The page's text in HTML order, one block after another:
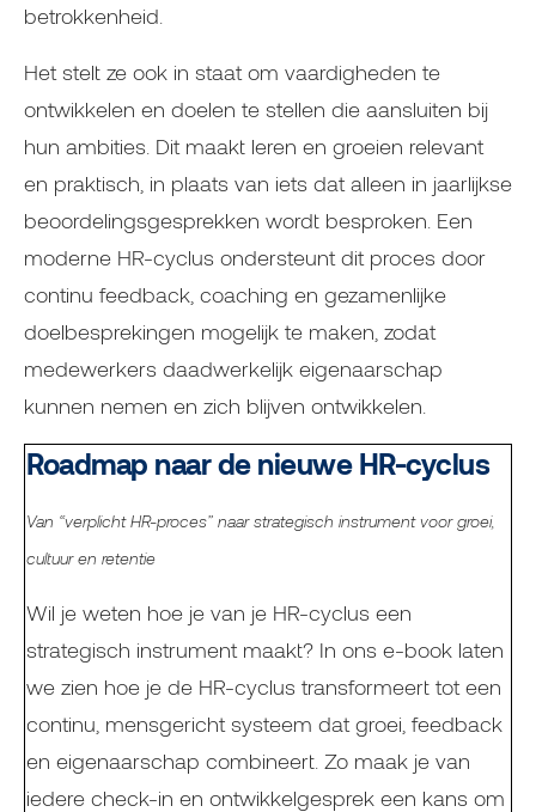
betrokkenheid.
Het stelt ze ook in staat om vaardigheden te
ontwikkelen en doelen te stellen die aansluiten bij
hun ambities. Dit maakt leren en groeien relevant
en praktisch, in plaats van iets dat alleen in jaarlijkse
beoordelingsgesprekken wordt besproken. Een
moderne HR-cyclus ondersteunt dit proces door
continu feedback, coaching en gezamenlijke
doelbesprekingen mogelijk te maken, zodat
medewerkers daadwerkelijk eigenaarschap
kunnen nemen en zich blijven ontwikkelen.
Roadmap naar de nieuwe HR-cyclus
Van “verplicht HR-proces” naar strategisch instrument voor groei,
cultuur en retentie
Wil je weten hoe je van je HR-cyclus een
strategisch instrument maakt? In ons e-book laten
we zien hoe je de HR-cyclus transformeert tot een
continu, mensgericht systeem dat groei, feedback
en eigenaarschap combineert. Zo maak je van
iedere check-in en ontwikkelgesprek een kans om